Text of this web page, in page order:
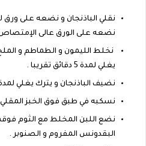
نقلي الباذنجان و نضعه على ورق
نضعه على الورق عالى
نخلط الليمون و الطماطم و
يغلي لمدة 5 دقائق تقريبا .
نضيف الباذنجان و يترك يغلي لمدة 15 دقيقة
نسكبه في طبق فوق الخبز
نضع اللبن المخلط مع الثوم
البقدونس المفروم و الصنوبر .